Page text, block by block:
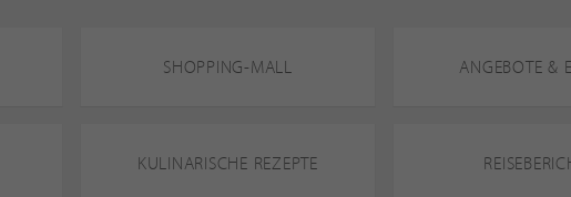
SHOPPING-MALL ANGEBOTE &
KULINARISCHE REZEPTE